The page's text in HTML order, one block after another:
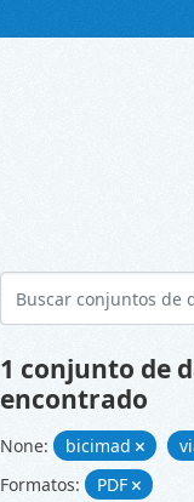
1 conjunto de
encontrado
None: bicimad
Formatos:
PDF